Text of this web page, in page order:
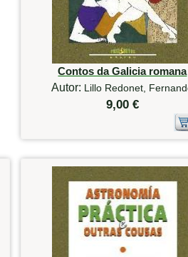
Contos da Galicia romana
Autor: Lillo Redonet,
9,00 €